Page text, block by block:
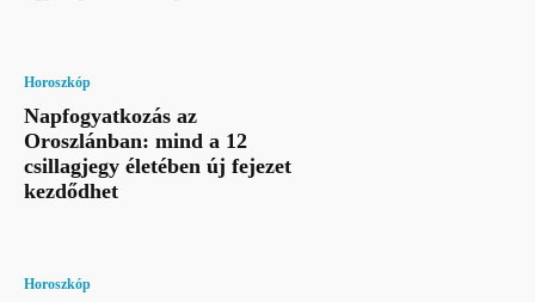
Horoszkóp
Napfogyatkozás az
Oroszlánban: mind a 12
csillagjegy életében új fejezet
kezdődhet
Horoszkóp